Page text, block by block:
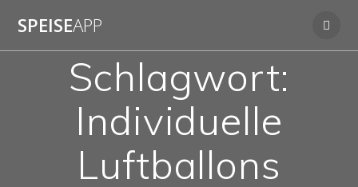
SPEISEAPP
Schlagwort:
Individuelle
Luftballons